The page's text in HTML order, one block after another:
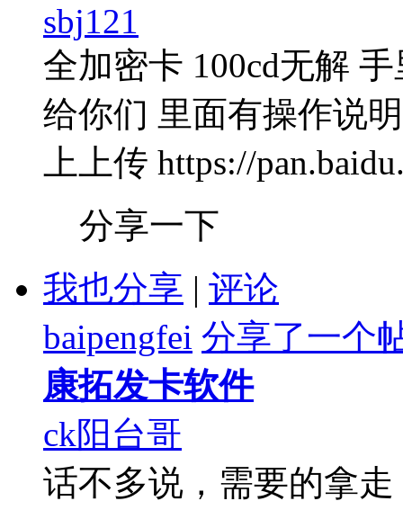
sbj121
全加密卡 100cd无解
给你们 里面有操作说
上上传 https://
分享一下
我也分享 | 评论
baipengfei 分享了一个
康拓发卡软件
ck阳台哥
话不多说，需要的拿走